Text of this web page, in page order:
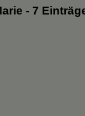
- 7